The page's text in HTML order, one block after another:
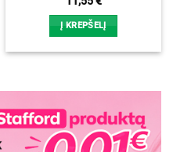
Į KREPŠELĮ